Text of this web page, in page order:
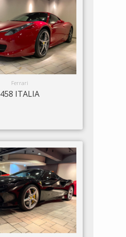
Ferrari
458 ITALIA